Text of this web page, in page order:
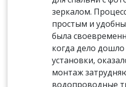
зеркалом.
простым и
была
когда дело
установки,
монтаж
водопроводные